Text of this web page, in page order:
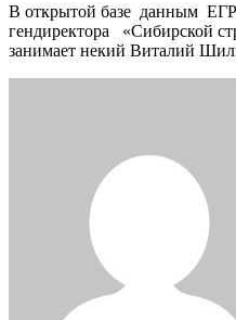
В открытой базе данным
гендиректора «Сибирской
занимает некий Виталий